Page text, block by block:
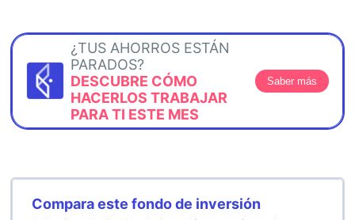
¿TUS AHORROS ESTÁN
PARADOS?
DESCUBRE CÓMO
HACERLOS TRABAJAR
PARA TI ESTE MES
Saber más
Compara este fondo de inversión